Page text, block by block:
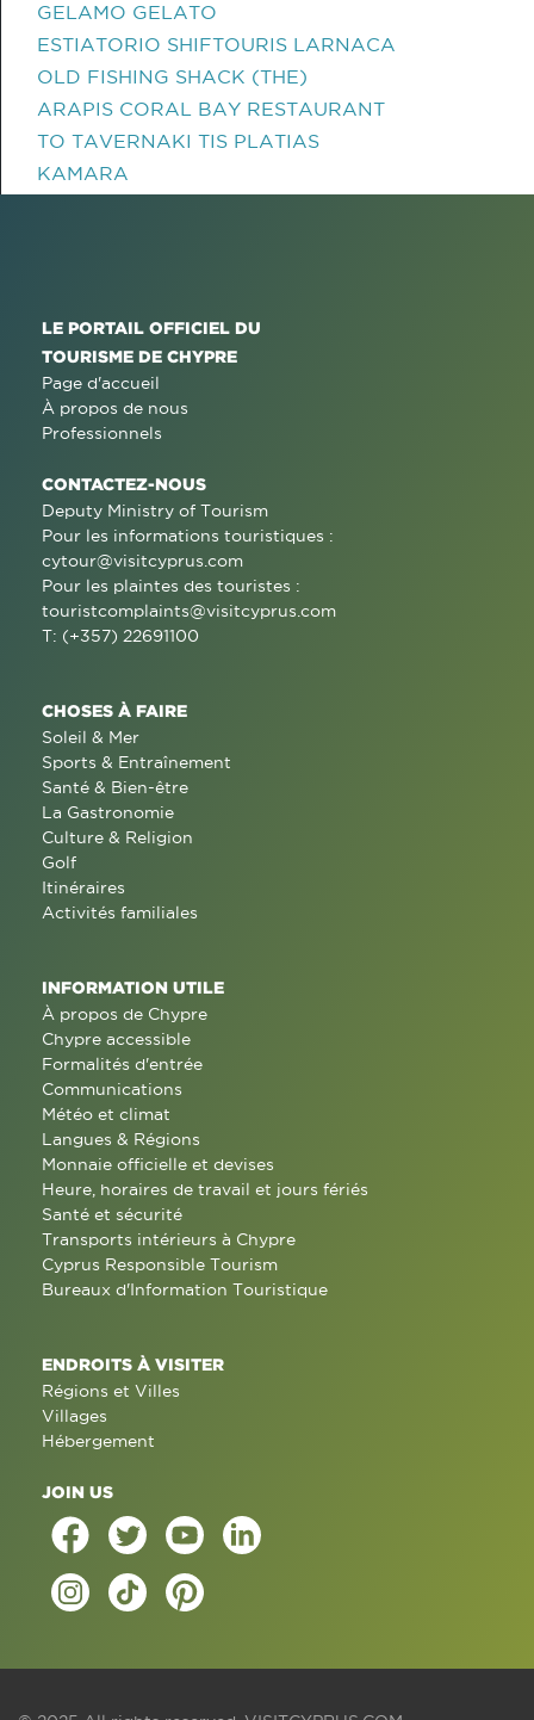
GELAMO GELATO
ESTIATORIO SHIFTOURIS LARNACA
OLD FISHING SHACK (THE)
ARAPIS CORAL BAY RESTAURANT
TO TAVERNAKI TIS PLATIAS
KAMARA
LE PORTAIL OFFICIEL DU
TOURISME DE CHYPRE
Page d'accueil
À propos de nous
Professionnels
CONTACTEZ-NOUS
Deputy Ministry of Tourism
Pour les informations touristiques :
cytour@visitcyprus.com
Pour les plaintes des touristes :
touristcomplaints@visitcyprus.com
T: (+357) 22691100
CHOSES À FAIRE
Soleil & Mer
Sports & Entraînement
Santé & Bien-être
La Gastronomie
Culture & Religion
Golf
Itinéraires
Activités familiales
INFORMATION UTILE
À propos de Chypre
Chypre accessible
Formalités d'entrée
Communications
Météo et climat
Langues & Régions
Monnaie officielle et devises
Heure, horaires de travail et jours fériés
Santé et sécurité
Transports intérieurs à Chypre
Cyprus Responsible Tourism
Bureaux d'Information Touristique
ENDROITS À VISITER
Régions et Villes
Villages
Hébergement
JOIN US